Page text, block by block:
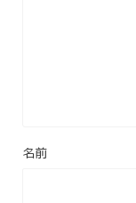
名前